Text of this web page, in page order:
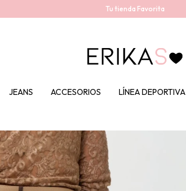
Tu tienda Favorita
JEANS ACCESORIOS LÍNEA DEPORTIVA